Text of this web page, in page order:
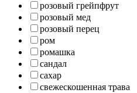
розовый грейпфрут
розовый мед
розовый перец
ром
ромашка
сандал
сахар
свежескошенная трава